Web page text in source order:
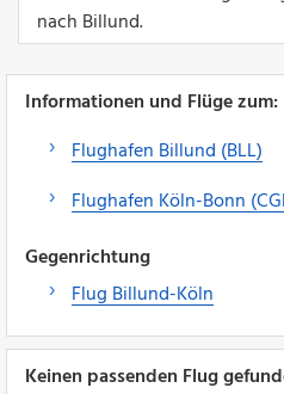
nach Billund.
Informationen und Flüge zum:
Flughafen Billund (BLL)
Flughafen Köln-Bonn
Gegenrichtung
Flug Billund-Köln
Keinen passenden Flug